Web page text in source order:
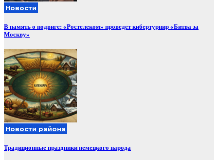
Новости
В память о подвиге: «Ростелеком» проведет кибертурнир «Битва за
Москву»
Новости района
Традиционные праздники немецкого народа